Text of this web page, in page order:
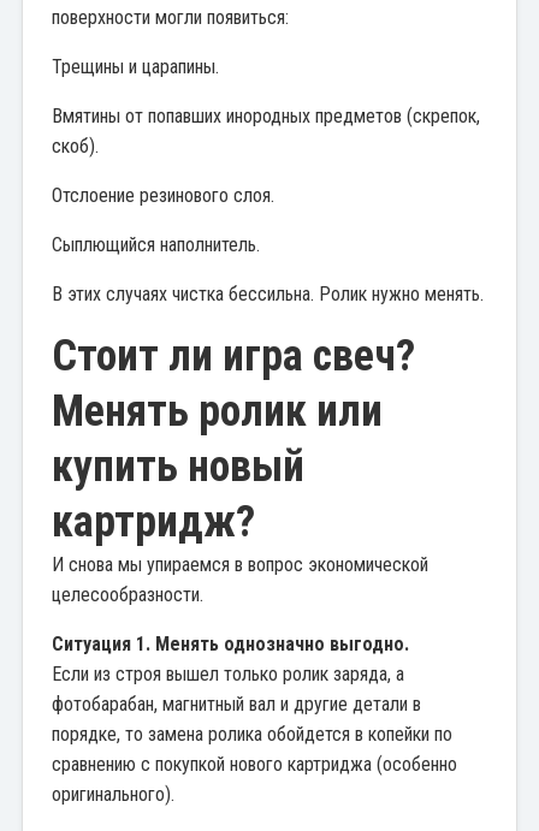
поверхности могли появиться:
Трещины и царапины.
Вмятины от попавших инородных предметов (скрепок,
скоб).
Отслоение резинового слоя.
Сыплющийся наполнитель.
В этих случаях чистка бессильна. Ролик нужно менять.
Стоит ли игра свеч?
Менять ролик или
купить новый
картридж?
И снова мы упираемся в вопрос экономической
целесообразности.
Ситуация 1. Менять однозначно выгодно.
Если из строя вышел только ролик заряда, а
фотобарабан, магнитный вал и другие детали в
порядке, то замена ролика обойдется в копейки по
сравнению с покупкой нового картриджа (особенно
оригинального).